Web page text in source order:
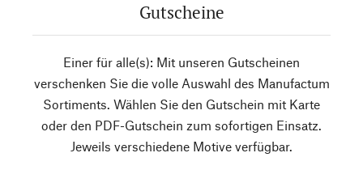
Gutscheine
Einer für alle(s): Mit unseren Gutscheinen
verschenken Sie die volle Auswahl des Manufactum
Sortiments. Wählen Sie den Gutschein mit Karte
oder den PDF-Gutschein zum sofortigen Einsatz.
Jeweils verschiedene Motive verfügbar.